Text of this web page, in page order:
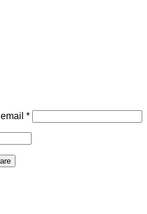
*Obligatoriu